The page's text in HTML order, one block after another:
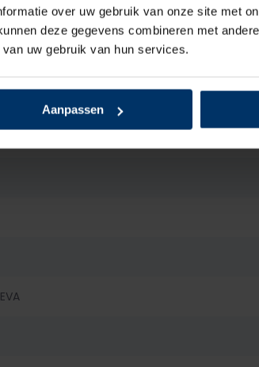
over uw gebruik van onze site met
deze gegevens combineren met
uw gebruik van hun services.
Aanpassen